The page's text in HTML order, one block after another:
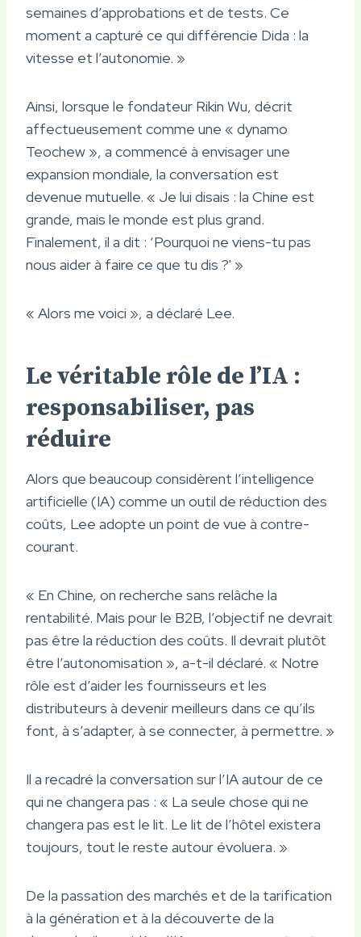
semaines d’approbations et de tests. Ce
moment a capturé ce qui différencie Dida : la
vitesse et l’autonomie. »
Ainsi, lorsque le fondateur Rikin Wu, décrit
affectueusement comme une « dynamo
Teochew », a commencé à envisager une
expansion mondiale, la conversation est
devenue mutuelle. « Je lui disais : la Chine est
grande, mais le monde est plus grand.
Finalement, il a dit : ‘Pourquoi ne viens-tu pas
nous aider à faire ce que tu dis ?' »
« Alors me voici », a déclaré Lee.
Le véritable rôle de l’IA :
responsabiliser, pas
réduire
Alors que beaucoup considèrent l’intelligence
artificielle (IA) comme un outil de réduction des
coûts, Lee adopte un point de vue à contre-
courant.
« En Chine, on recherche sans relâche la
rentabilité. Mais pour le B2B, l’objectif ne devrait
pas être la réduction des coûts. Il devrait plutôt
être l’autonomisation », a-t-il déclaré. « Notre
rôle est d’aider les fournisseurs et les
distributeurs à devenir meilleurs dans ce qu’ils
font, à s’adapter, à se connecter, à permettre. »
Il a recadré la conversation sur l’IA autour de ce
qui ne changera pas : « La seule chose qui ne
changera pas est le lit. Le lit de l’hôtel existera
toujours, tout le reste autour évoluera. »
De la passation des marchés et de la tarification
à la génération et à la découverte de la